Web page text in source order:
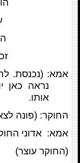
אמא: (נכנסת.
נראה כאן
אותו.
החוקר: (פונה
אמא: אדוני
(החוקר עוצר)